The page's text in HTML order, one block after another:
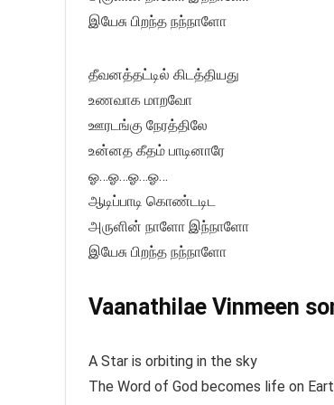
இயேசு பிறந்த நந்நாளோ
தீவனத்தட்டில் கிடத்தியது
உணவாக மாறவோ
ஊரடங்கு நேரத்திலே
உன்னத கீதம் பாடினாரே
ஓ…ஓ…ஓ…ஓ…
ஆடிப்பாடி கொண்டடிட
அருளின் நாளோ இந்நாளோ
இயேசு பிறந்த நந்நாளோ
Vaanathilae Vinmeen
A Star is orbiting in the sky
The Word of God becomes life on